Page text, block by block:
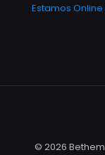
Estamos
© 2026